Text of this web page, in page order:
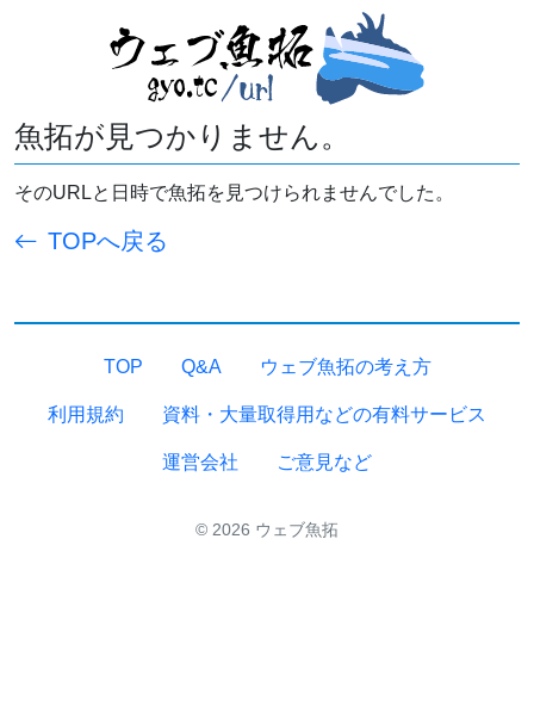
魚拓が見つかりません。
そのURLと日時で魚拓を見つけられませんでした。
TOPへ戻る
TOP Q&A ウェブ魚拓の考え方
利用規約 資料・大量取得用などの有料サービス
運営会社 ご意見など
© 2026 ウェブ魚拓